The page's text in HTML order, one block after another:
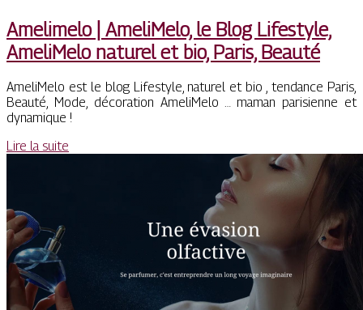
Amelimelo | AmeliMelo, le Blog Lifestyle,
AmeliMelo naturel et bio, Paris, Beauté
AmeliMelo est le blog Lifestyle, naturel et bio , tendance Paris,
Beauté, Mode, décoration AmeliMelo … maman parisienne et
dynamique !
Lire la suite